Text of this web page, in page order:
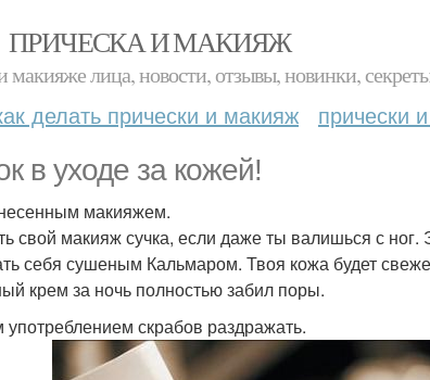
ПРИЧЕСКА И МАКИЯЖ
лица, новости, отзывы, новинки,
делать прически и макияж прически
в уходе за кожей!
макияжем.
свой макияж сучка, если даже ты валишься с ног.
себя сушеным Кальмаром. Твоя кожа будет
крем за ночь полностью забил поры.
скрабов раздражать.